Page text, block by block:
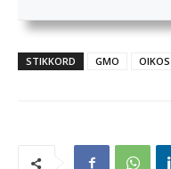
STIKKORD GMO OIKOS